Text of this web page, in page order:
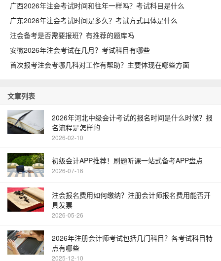
广西2026年注会考试时间和往年一样吗？考试科目是什么
广东2026年注会考试时间是多久？考试方式具体是什么
注会备考是否需要报班？有推荐的题库吗
安徽2026年注会考试在几月？考试科目有哪些
首次报考注会考哪几科对工作有帮助？主要体现在哪些方面
文章列表
2026年河北中级会计考试的报名时间是什么时候？报
名流程是怎样的
2026-02-10
初级会计APP推荐！刷题听课一站式备考APP盘点
2026-07-16
注会报名费用如何缴纳？注册会计师报名费用能否开
具发票
2026-05-26
2026年注册会计师考试包括几门科目？各考试科目特
点有哪些
2025-12-10